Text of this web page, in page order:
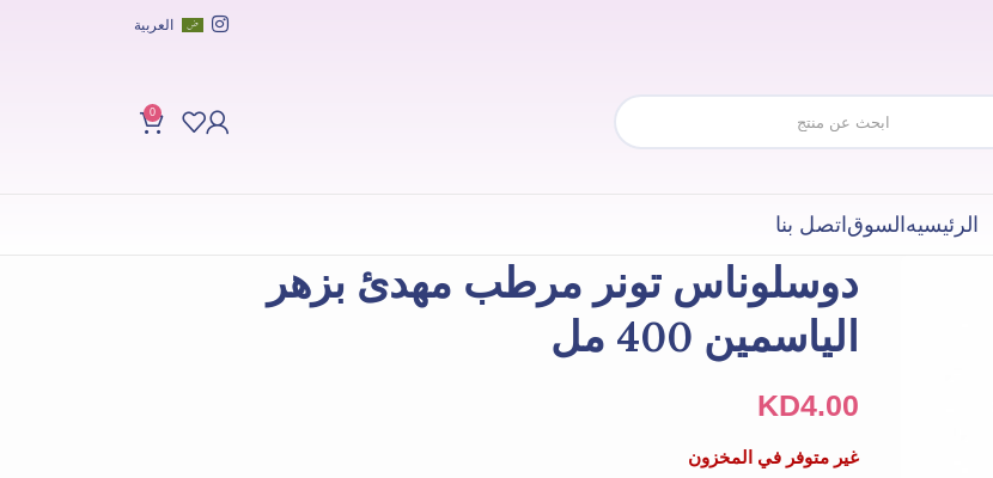
العربية
0
الرئيسيهالسوقاتصل بنا
دوسلوناس تونر مرطب مهدئ بزهر
الياسمين 400 مل
KD4.00
غير متوفر في المخزون